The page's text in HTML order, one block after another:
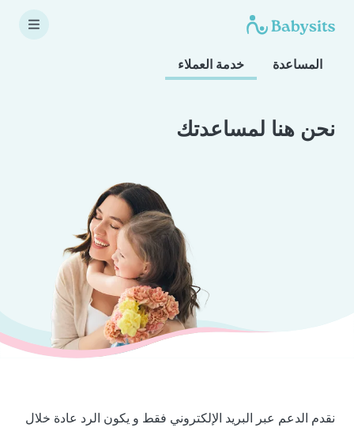
المساعدة خدمة العملاء
نحن هنا لمساعدتك
نقدم الدعم عبر البريد الإلكتروني فقط و يكون الرد عادة خلال